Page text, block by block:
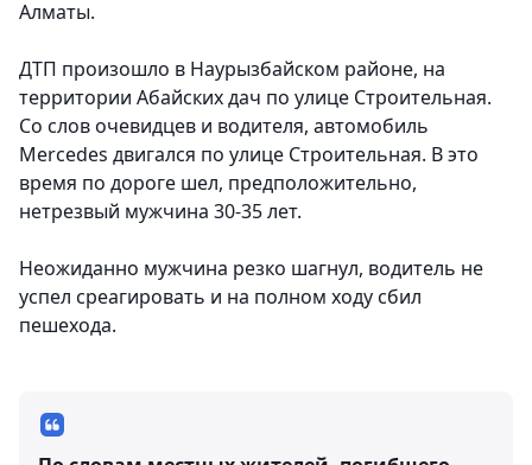
Алматы.
ДТП произошло в Наурызбайском районе, на
территории Абайских дач по улице Строительная.
Со слов очевидцев и водителя, автомобиль
Mercedes двигался по улице Строительная. В это
время по дороге шел, предположительно,
нетрезвый мужчина 30-35 лет.
Неожиданно мужчина резко шагнул, водитель не
успел среагировать и на полном ходу сбил
пешехода.